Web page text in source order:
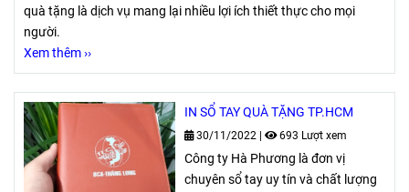
quà tặng là dịch vụ mang lại nhiều lợi ích thiết thực cho mọi
người.
Xem thêm ››
IN SỔ TAY QUÀ TẶNG TP.HCM
30/11/2022 | 693 Lượt xem
Công ty Hà Phương là đơn vị
chuyên sổ tay uy tín và chất lượng